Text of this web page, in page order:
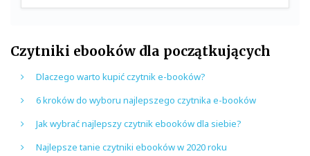
Czytniki ebooków dla początkujących
Dlaczego warto kupić czytnik e-booków?
6 kroków do wyboru najlepszego czytnika e-booków
Jak wybrać najlepszy czytnik ebooków dla siebie?
Najlepsze tanie czytniki ebooków w 2020 roku